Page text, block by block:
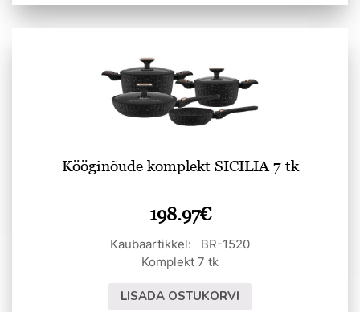
Kööginõude komplekt SICILIA 7 tk
198.97€
Kaubaartikkel: BR-1520
Komplekt 7 tk
LISADA OSTUKORVI